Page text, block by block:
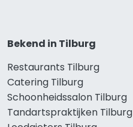
Bekend in Tilburg
Restaurants Tilburg
Catering Tilburg
Schoonheidssalon Tilburg
Tandartspraktijken Tilburg